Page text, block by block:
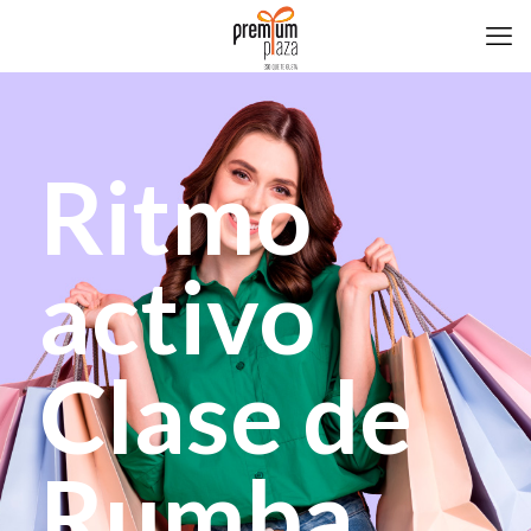
Ritmo
activo
Clase de